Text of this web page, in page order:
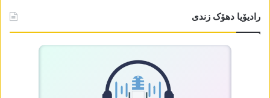
رادیۆیا دھۆک زندی